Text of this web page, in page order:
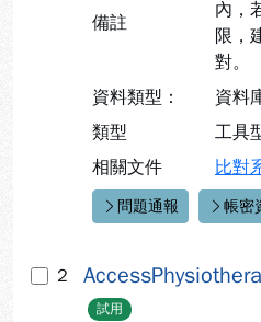
備註
內，
限，
對。
資料類型：
資料
類型
工具
相關文件
比對
快速連結：
問題通報 帳密
2
試用